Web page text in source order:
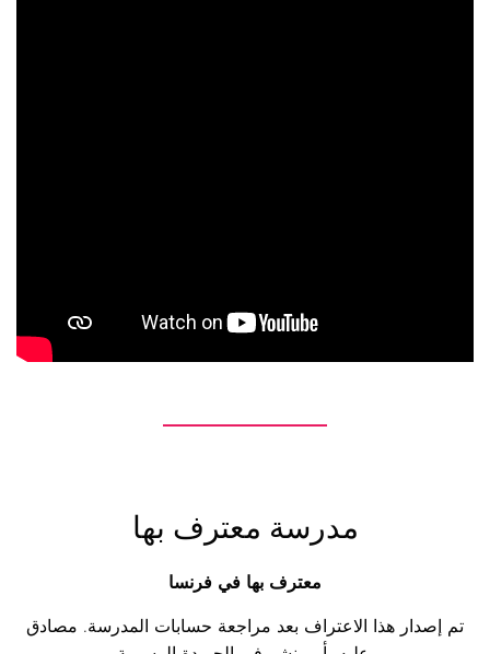
مدرسة معترف بها
معترف بها في فرنسا
تم إصدار هذا الاعتراف بعد مراجعة حسابات المدرسة. مصادق